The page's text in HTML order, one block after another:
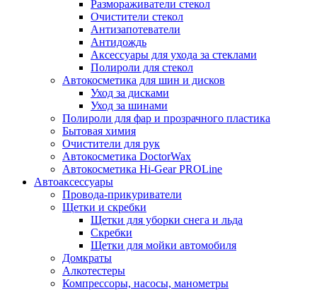
Размораживатели стекол
Очистители стекол
Антизапотеватели
Антидождь
Аксессуары для ухода за стеклами
Полироли для стекол
Автокосметика для шин и дисков
Уход за дисками
Уход за шинами
Полироли для фар и прозрачного пластика
Бытовая химия
Очистители для рук
Автокосметика DoctorWax
Автокосметика Hi-Gear PROLine
Автоаксессуары
Провода-прикуриватели
Щетки и скребки
Щетки для уборки снега и льда
Скребки
Щетки для мойки автомобиля
Домкраты
Алкотестеры
Компрессоры, насосы, манометры